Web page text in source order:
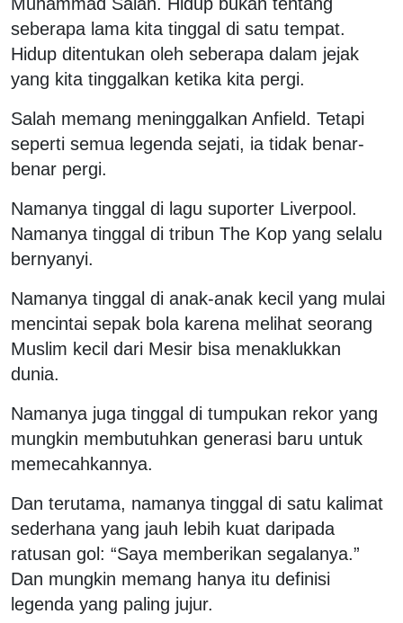
seberapa lama kita tinggal di satu tempat.
Hidup ditentukan oleh seberapa dalam jejak
yang kita tinggalkan ketika kita pergi.
Salah memang meninggalkan Anfield. Tetapi
seperti semua legenda sejati, ia tidak benar-
benar pergi.
Namanya tinggal di lagu suporter Liverpool.
Namanya tinggal di tribun The Kop yang selalu
bernyanyi.
Namanya tinggal di anak-anak kecil yang mulai
mencintai sepak bola karena melihat seorang
Muslim kecil dari Mesir bisa menaklukkan
dunia.
Namanya juga tinggal di tumpukan rekor yang
mungkin membutuhkan generasi baru untuk
memecahkannya.
Dan terutama, namanya tinggal di satu kalimat
sederhana yang jauh lebih kuat daripada
ratusan gol: “Saya memberikan segalanya.”
Dan mungkin memang hanya itu definisi
legenda yang paling jujur.